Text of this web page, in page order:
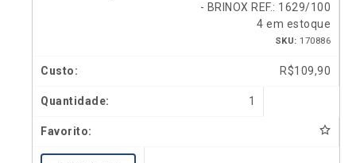
- BRINOX REF.: 1629/100
4 em estoque
SKU: 170886
R$109,90
1